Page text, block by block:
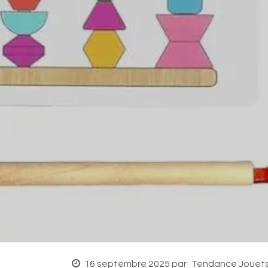
16 septembre 2025 par Tendance